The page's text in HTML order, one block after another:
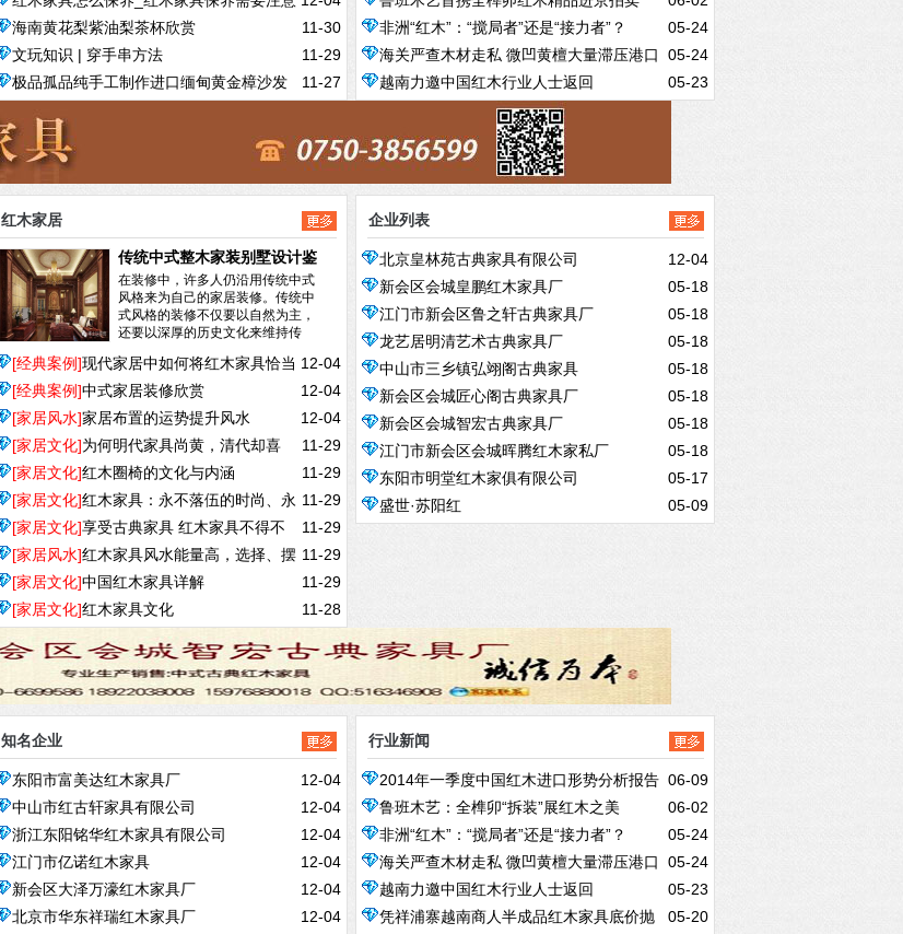
什么？
11-30
海南黄花梨紫油梨茶杯欣赏
11-29
文玩知识 | 穿手串方法
11-27
极品孤品纯手工制作进口缅甸黄金樟沙发
05-24
非洲“红木”：“搅局者”还是“接力者”？
05-24
海关严查木材走私 微凹黄檀大量滞压港口
05-23
越南力邀中国红木行业人士返回
红木家居
传统中式整木家装别墅设计鉴
赏
在装修中，许多人仍沿用传统中式
风格来为自己的家居装修。传统中
式风格的装修不仅要以自然为主，
还要以深厚的历史文化来维持传
12-04
[经典案例]现代家居中如何将红木家具恰当
的摆放呢？
12-04
[经典案例]中式家居装修欣赏
12-04
[家居风水]家居布置的运势提升风水
11-29
[家居文化]为何明代家具尚黄，清代却喜
黑？
11-29
[家居文化]红木圈椅的文化与内涵
11-29
[家居文化]红木家具：永不落伍的时尚、永
不过时的典藏！
11-29
[家居文化]享受古典家具 红木家具不得不
爱
11-29
[家居风水]红木家具风水能量高，选择、摆
放大有学问
11-29
[家居文化]中国红木家具详解
11-28
[家居文化]红木家具文化
企业列表
12-04
北京皇林苑古典家具有限公司
05-18
新会区会城皇鹏红木家具厂
05-18
江门市新会区鲁之轩古典家具厂
05-18
龙艺居明清艺术古典家具厂
05-18
中山市三乡镇弘翊阁古典家具
05-18
新会区会城匠心阁古典家具厂
05-18
新会区会城智宏古典家具厂
05-18
江门市新会区会城晖腾红木家私厂
05-17
东阳市明堂红木家俱有限公司
05-09
盛世·苏阳红
知名企业
12-04
东阳市富美达红木家具厂
12-04
中山市红古轩家具有限公司
12-04
浙江东阳铭华红木家具有限公司
12-04
江门市亿诺红木家具
12-04
新会区大泽万濠红木家具厂
12-04
北京市华东祥瑞红木家具厂
行业新闻
06-09
2014年一季度中国红木进口形势分析报告
06-02
鲁班木艺：全榫卯“拆装”展红木之美
05-24
非洲“红木”：“搅局者”还是“接力者”？
05-24
海关严查木材走私 微凹黄檀大量滞压港口
05-23
越南力邀中国红木行业人士返回
05-20
凭祥浦寨越南商人半成品红木家具底价抛